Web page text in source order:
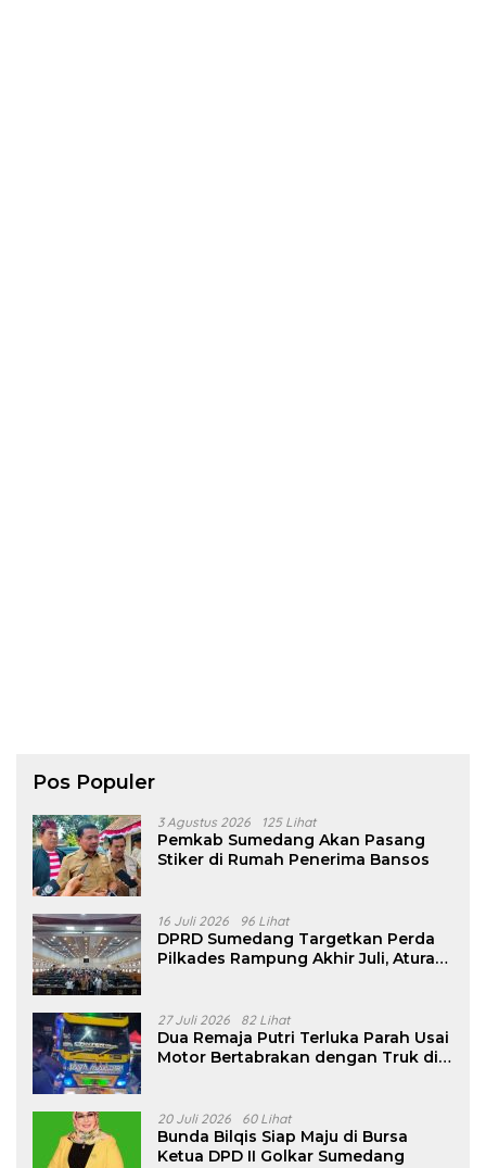
Pos Populer
3 Agustus 2026 125 Lihat
Pemkab Sumedang Akan Pasang
Stiker di Rumah Penerima Bansos
16 Juli 2026 96 Lihat
DPRD Sumedang Targetkan Perda
Pilkades Rampung Akhir Juli, Aturan
27 Juli 2026 82 Lihat
Dua Remaja Putri Terluka Parah Usai
Motor Bertabrakan dengan Truk di
20 Juli 2026 60 Lihat
Bunda Bilqis Siap Maju di Bursa
Ketua DPD II Golkar Sumedang